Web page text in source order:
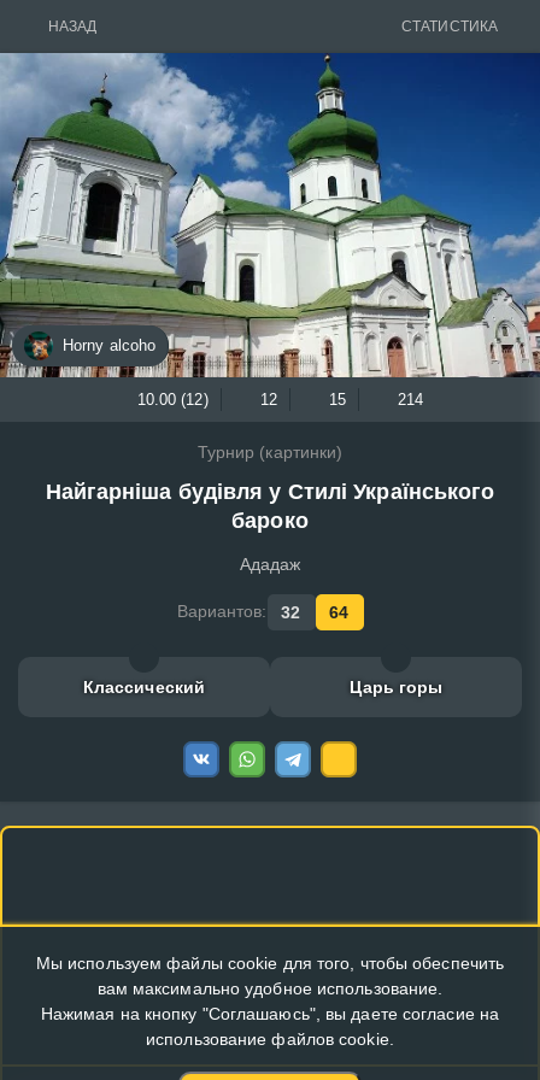
НАЗАД СТАТИСТИКА
Horny alcoho
10.00 (12) 12 15 214
Турнир (картинки)
Найгарніша будівля у Стилі Українського
бароко
Ададаж
Вариантов: 32 64
Классический Царь горы
Мы используем файлы cookie для того, чтобы обеспечить
вам максимально удобное использование.
Нажимая на кнопку "Соглашаюсь", вы даете согласие на
использование файлов cookie.